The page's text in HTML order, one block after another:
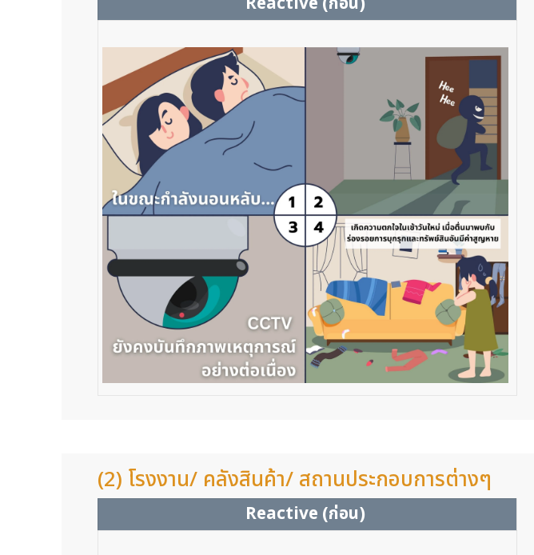
(2) โรงงาน/ คลังสินค้า/ สถานประกอบการต่างๆ
Reactive (ก่อน)